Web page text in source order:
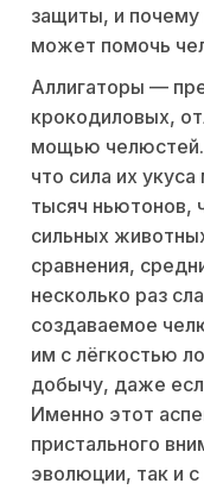
защиты, и почему
может помочь
Аллигаторы —
крокодиловых,
мощью челюстей.
что сила их
тысяч ньютонов,
сильных
сравнения,
несколько раз
создаваемое
им с лёгкостью
добычу, даже
Именно этот
пристального
эволюции, так и с